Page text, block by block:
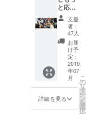
報告や
ニュー
スなど
をお知
らせす
る
facebo
ookグ
ループ
にご招
待させ
だきま
す！ ・
Facebo
okサ
ポー
ターグ
ループ
招待
【2020
年3月31
日ま
で】 ・
agoraイ
ベント
と応
援！】
▼内容
・agora
参加券
(社会人)
【2019
年12月
31日ま
で】 ・
活動報
告会に
ご招待
支援
者：
47人
お届
け予
定：
2019
年07
月
詳細を見る
こ
の
リ
タ
ー
ン
を
選
択